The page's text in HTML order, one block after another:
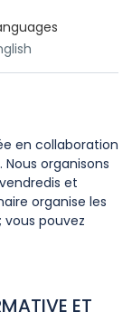
en collaboration
organisons
et
organise les
vous pouvez
ET